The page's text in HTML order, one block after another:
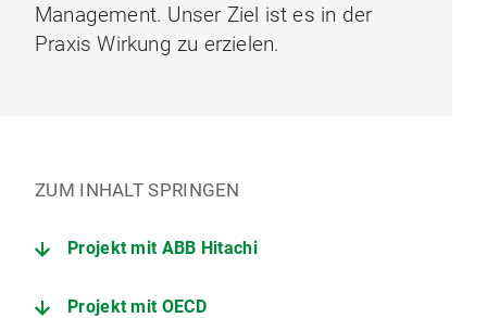
Management. Unser Ziel ist es in der
Praxis Wirkung zu erzielen.
ZUM INHALT SPRINGEN
Projekt mit ABB Hitachi
Projekt mit OECD